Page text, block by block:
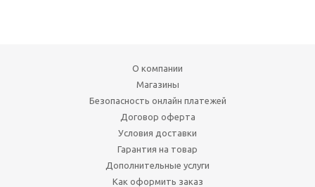
О компании
Магазины
Безопасность онлайн платежей
Договор оферта
Условия доставки
Гарантия на товар
Дополнительные услуги
Как оформить заказ